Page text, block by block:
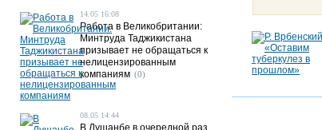
14.05 16:08
Работа в Великобритании:
Минтруда Таджикистана
призывает не обращаться к
нелицензированным
компаниям (0)
08.05 14:44
В Душанбе в очередной раз